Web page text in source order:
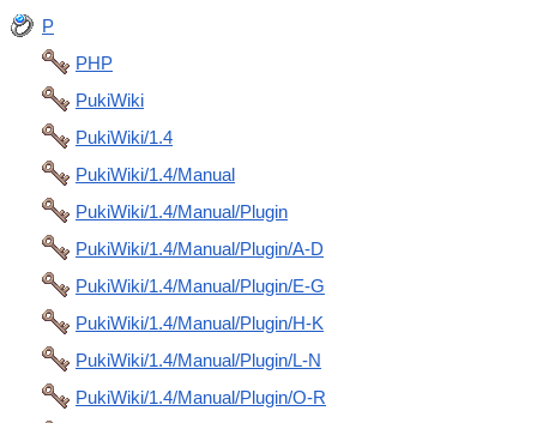
P
PHP
PukiWiki
PukiWiki/1.4
PukiWiki/1.4/Manual
PukiWiki/1.4/Manual/Plugin
PukiWiki/1.4/Manual/Plugin/A-D
PukiWiki/1.4/Manual/Plugin/E-G
PukiWiki/1.4/Manual/Plugin/H-K
PukiWiki/1.4/Manual/Plugin/L-N
PukiWiki/1.4/Manual/Plugin/O-R